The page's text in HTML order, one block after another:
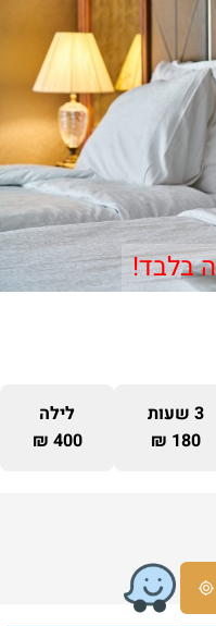
בלבד!
3 שעות
180 ₪
לילה
400 ₪